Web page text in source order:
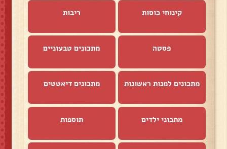
קינוחי כוסות ריבות
פסטה מתכונים טבעוניים
מתכונים למנות ראשונות מתכונים דיאטטים
מתכוני ילדים תוספות